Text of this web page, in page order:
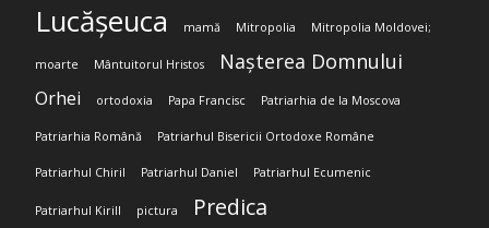
Lucășeuca mamă Mitropolia Mitropolia Moldovei;
moarte Mântuitorul Hristos Nașterea Domnului
Orhei ortodoxia Papa Francisc Patriarhia de la Moscova
Patriarhia Română Patriarhul Bisericii Ortodoxe Române
Patriarhul Chiril Patriarhul Daniel Patriarhul Ecumenic
Patriarhul Kirill pictura Predica